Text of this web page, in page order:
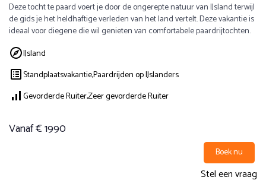
Deze tocht te paard voert je door de ongerepte natuur van IJsland terwijl
de gids je het heldhaftige verleden van het land vertelt. Deze vakantie is
ideaal voor diegene die wil genieten van comfortabele paardrijtochten.
IJsland
Standplaatsvakantie,Paardrijden op IJslanders
Gevorderde Ruiter,Zeer gevorderde Ruiter
Vanaf € 1990
Boek nu
Stel een vraag